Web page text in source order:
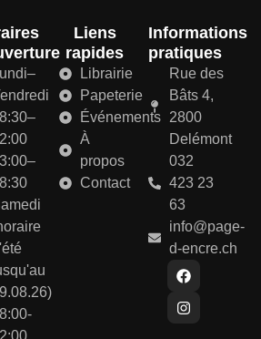
Liens
rapides
Librairie
Papeterie
Événements
À
propos
Contact
Informations
pratiques
Rue des
Bâts 4,
2800
Delémont
032
423 23
63
info@page-
d-encre.ch